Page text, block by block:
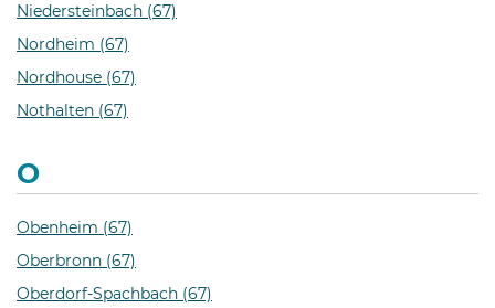
Niedersteinbach (67)
Nordheim (67)
Nordhouse (67)
Nothalten (67)
O
Obenheim (67)
Oberbronn (67)
Oberdorf-Spachbach (67)